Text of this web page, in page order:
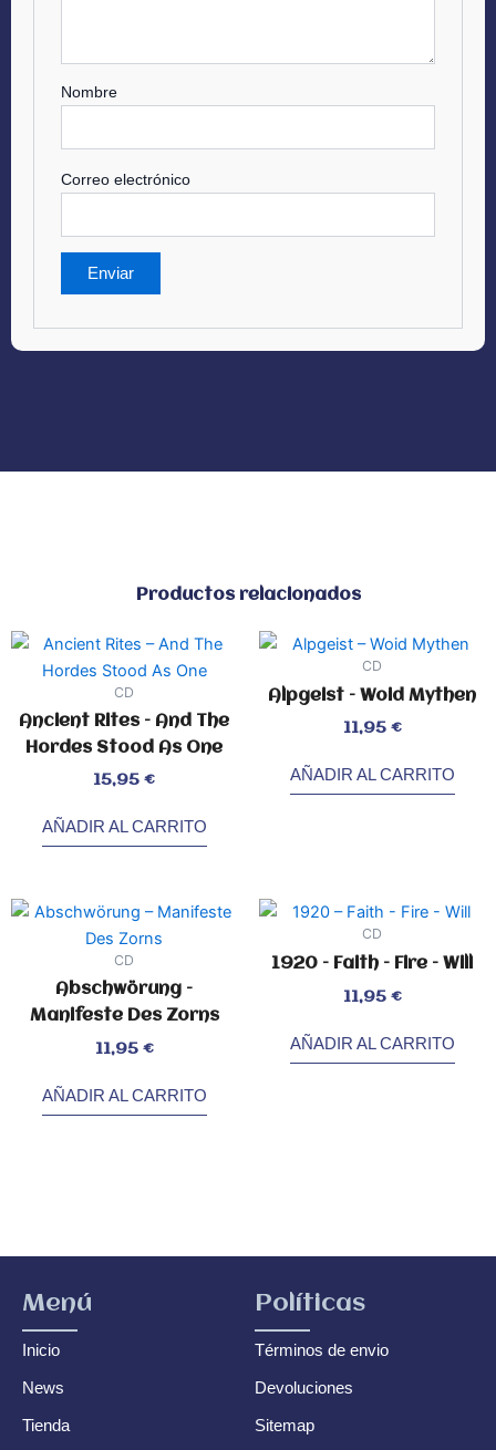
Nombre
Correo electrónico
Productos relacionados
CD
Ancient Rites – And The
Hordes Stood As One
15,95 €
AÑADIR AL CARRITO
CD
Alpgeist – Woid Mythen
11,95 €
AÑADIR AL CARRITO
CD
Abschwörung –
Manifeste Des Zorns
11,95 €
AÑADIR AL CARRITO
CD
1920 – Faith – Fire – Will
11,95 €
AÑADIR AL CARRITO
Menú
Inicio
News
Tienda
Políticas
Términos de envio
Devoluciones
Sitemap